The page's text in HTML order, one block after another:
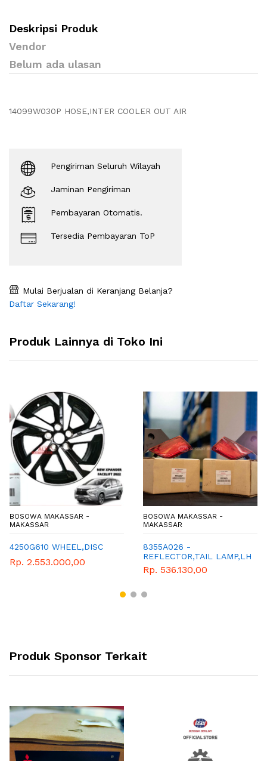
Deskripsi Produk
Vendor
Belum ada ulasan
14099W030P HOSE,INTER COOLER OUT AIR
Pengiriman Seluruh Wilayah
Jaminan Pengiriman
Pembayaran Otomatis.
Tersedia Pembayaran ToP
Mulai Berjualan di Keranjang Belanja?
Daftar Sekarang!
Produk Lainnya di Toko Ini
BOSOWA MAKASSAR -
MAKASSAR
4250G610 WHEEL,DISC
Rp. 2.553.000,00
BOSOWA MAKASSAR -
MAKASSAR
8355A026 -
REFLECTOR,TAIL LAMP,LH
- SPAREPART MITSUBISHI
- XPANDER
Rp. 536.130,00
Produk Sponsor Terkait